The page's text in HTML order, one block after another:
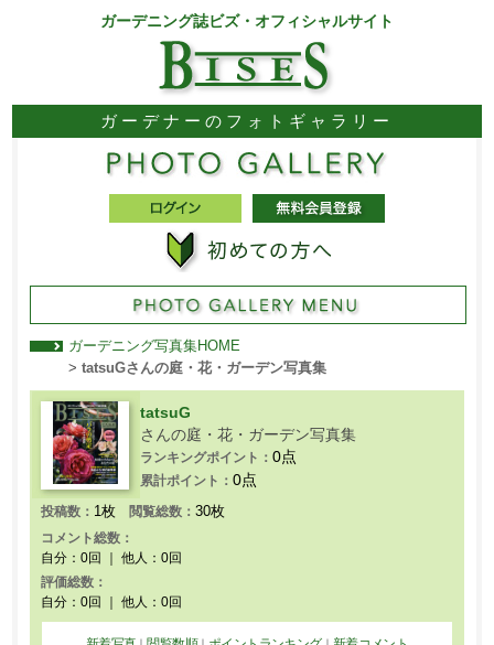
ガーデニング誌ビズ・オフィシャルサイト
ガーデナーのフォトギャラリー
ガーデニング写真集HOME
> tatsuGさんの庭・花・ガーデン写真集
tatsuG
さんの庭・花・ガーデン写真集
投稿数： 1枚閲覧総数： 30枚
コメント総数：
自分：0回 ｜ 他人：0回
評価総数：
自分：0回 ｜ 他人：0回
ランキングポイント： 0点
累計ポイント： 0点